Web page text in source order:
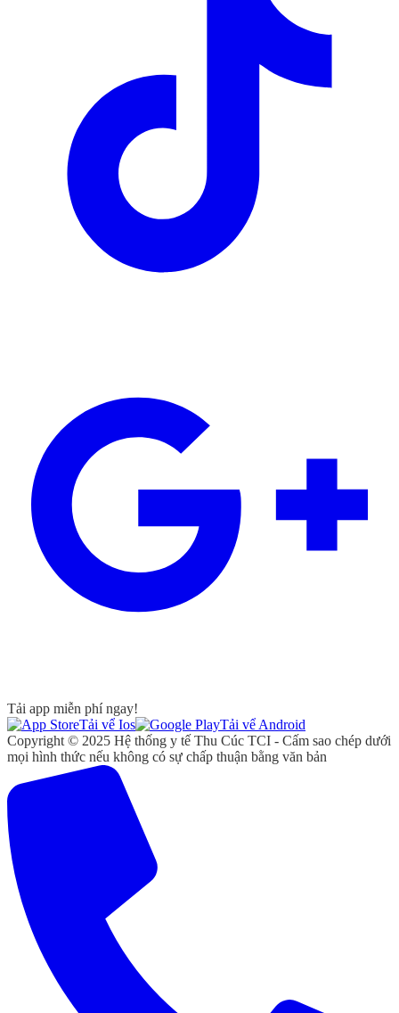
Tải app miễn phí ngay!
Tải vể Ios
Tải vể Android
Copyright © 2025 Hệ thống y tế Thu Cúc TCI - Cấm sao chép dưới
mọi hình thức nếu không có sự chấp thuận bằng văn bản